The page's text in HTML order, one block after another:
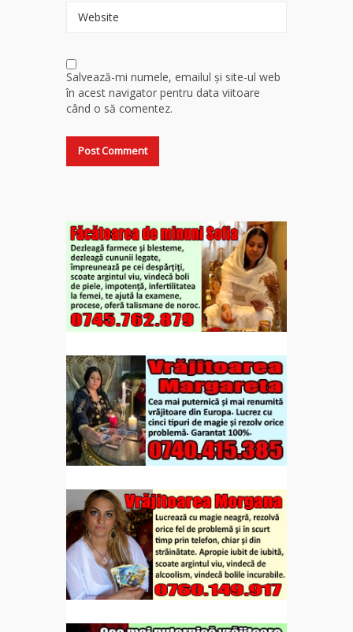
Website
Salvează-mi numele, emailul și site-ul web
în acest navigator pentru data viitoare
când o să comentez.